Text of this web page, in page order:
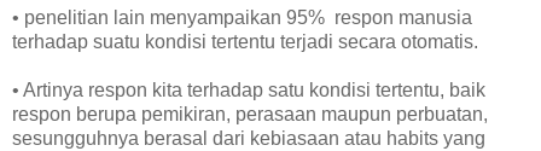
• penelitian lain menyampaikan 95% respon manusia
terhadap suatu kondisi tertentu terjadi secara otomatis.
• Artinya respon kita terhadap satu kondisi tertentu, baik
respon berupa pemikiran, perasaan maupun perbuatan,
sesungguhnya berasal dari kebiasaan atau habits yang